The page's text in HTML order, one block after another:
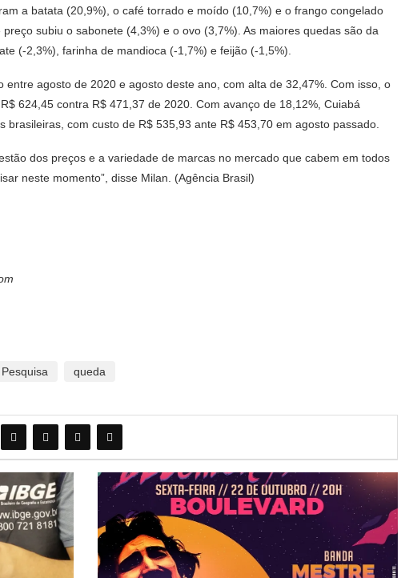
a batata (20,9%), o café torrado e moído (10,7%) e o frango congelado
subiu o sabonete (4,3%) e o ovo (3,7%). As maiores quedas são da
(-2,3%), farinha de mandioca (-1,7%) e feijão (-1,5%).
agosto de 2020 e agosto deste ano, com alta de 32,47%. Com isso, o
624,45 contra R$ 471,37 de 2020. Com avanço de 18,12%, Cuiabá
com custo de R$ 535,93 ante R$ 453,70 em agosto passado.
dos preços e a variedade de marcas no mercado que cabem em todos
neste momento”, disse Milan. (Agência Brasil)
Pesquisa queda